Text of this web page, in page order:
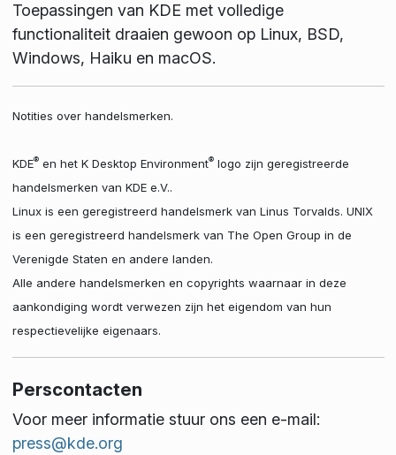
Toepassingen van KDE met volledige
functionaliteit draaien gewoon op Linux, BSD,
Windows, Haiku en macOS.
Notities over handelsmerken.
KDE®en het K Desktop Environment®logo zijn geregistreerde
handelsmerken van KDE e.V..
Linux is een geregistreerd handelsmerk van Linus Torvalds. UNIX
is een geregistreerd handelsmerk van The Open Group in de
Verenigde Staten en andere landen.
Alle andere handelsmerken en copyrights waarnaar in deze
aankondiging wordt verwezen zijn het eigendom van hun
respectievelijke eigenaars.
Perscontacten
Voor meer informatie stuur ons een e-mail:
press@kde.org